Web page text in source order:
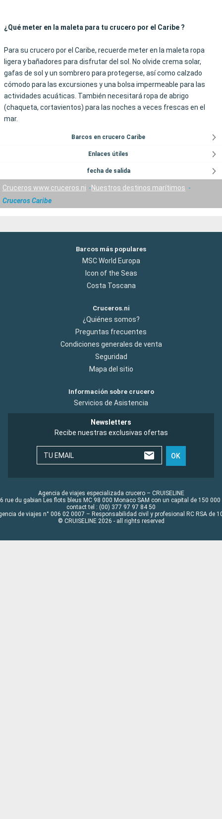
¿Qué meter en la maleta para tu crucero por el Caribe ?
Para su crucero por el Caribe, recuerde meter en la maleta ropa
ligera y bañadores para disfrutar del sol. No olvide crema solar,
gafas de sol y un sombrero para protegerse, así como calzado
cómodo para las excursiones y una bolsa impermeable para las
actividades acuáticas. También necesitará ropa de abrigo
(chaqueta, cortavientos) para las noches a veces frescas en el
mar.
Barcos en crucero Caribe
Enlaces útiles
fecha de salida
Cruceros www.cruceros.ni
Nuestros destinos marítimos
Cruceros Caribe
Barcos más populares
MSC World Europa
Icon of the Seas
Costa Toscana
Cruceros.ni
¿Quiénes somos?
Preguntas frecuentes
Condiciones generales de venta
Seguridad
Mapa del sitio
Información sobre crucero
Servicios de Asistencia
Newsletters
Recibe nuestras exclusivas ofertas
TU EMAIL OK
Agencia de viajes especializada crucero – CRUISELINE
rue du gabian Les flots bleus MC 98 000 Monaco SAM con un capital de 150 000
contact tel : (00) 377 97 97 84 50
de viajes n° 006 02 0007 – Responsabilidad civil y profesional RC RSA de
© CRUISELINE 2026 - all rights reserved